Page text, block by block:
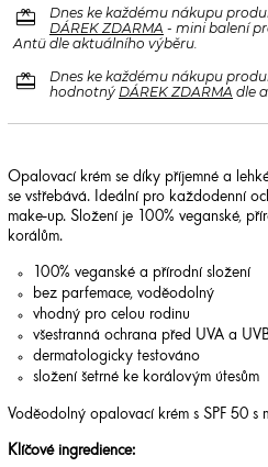
redeem
Dnes ke každému nákupu
DÁREK ZDARMA - mini balení
Antü dle aktuálního výběru.
redeem
Dnes ke každému nákupu
hodnotný DÁREK ZDARMA dle
Opalovací krém se díky příjemné a
se vstřebává. Ideální pro každodenní
make-up. Složení je 100% veganské,
korálům.
100% veganské a přírodní složení
bez parfemace, voděodolný
vhodný pro celou rodinu
všestranná ochrana před UVA a
dermatologicky testováno
složení šetrné ke korálovým útesům
Voděodolný opalovací krém s SPF 50 s
Klíčové ingredience: